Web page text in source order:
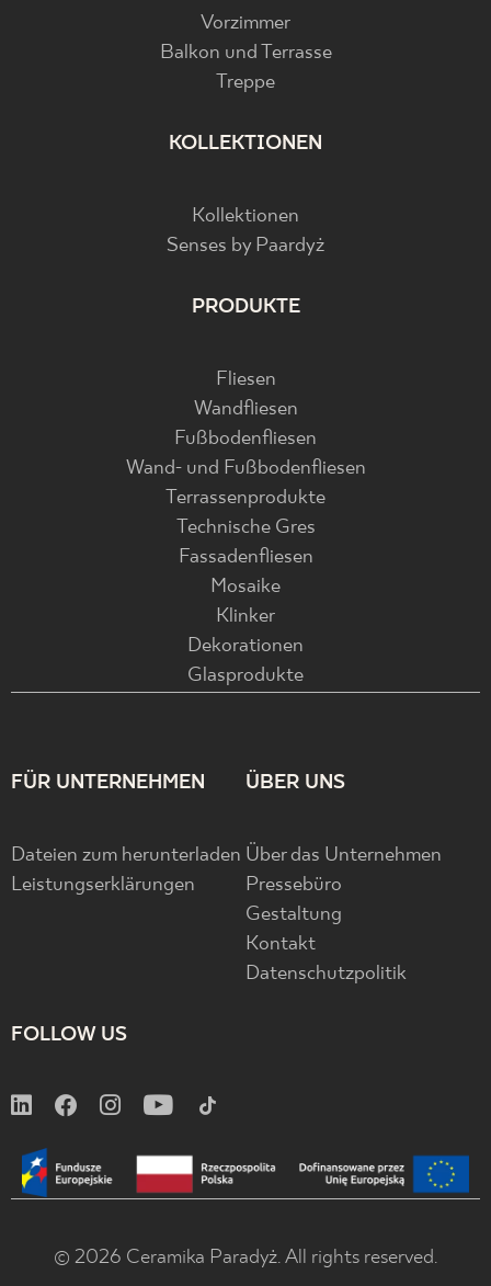
Vorzimmer
Balkon und Terrasse
Treppe
KOLLEKTIONEN
Kollektionen
Senses by Paardyż
PRODUKTE
Fliesen
Wandfliesen
Fußbodenfliesen
Wand- und Fußbodenfliesen
Terrassenprodukte
Technische Gres
Fassadenfliesen
Mosaike
Klinker
Dekorationen
Glasprodukte
FÜR UNTERNEHMEN
Dateien zum herunterladen
Leistungserklärungen
ÜBER UNS
Über das Unternehmen
Pressebüro
Gestaltung
Kontakt
Datenschutzpolitik
FOLLOW US
© 2026 Ceramika Paradyż. All rights reserved.